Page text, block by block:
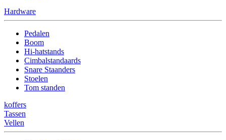
Hardware
Pedalen
Boom
Hi-hatstands
Cimbalstandaards
Snare Staanders
Stoelen
Tom standen
koffers
Tassen
Vellen